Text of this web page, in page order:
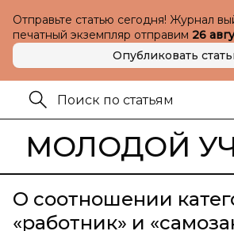
Отправьте статью сегодня! Журнал
печатный экземпляр отправим 26
Опубликовать
МОЛОДОЙ
О соотношении
«работник» и